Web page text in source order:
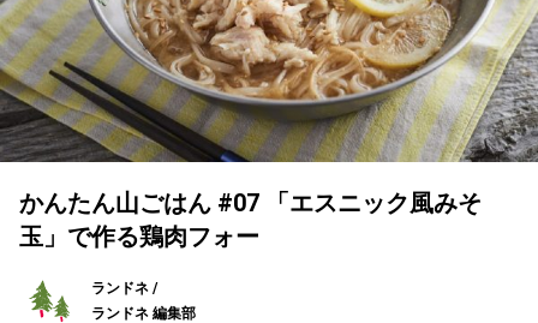
かんたん山ごはん #07 「エスニック風みそ
玉」で作る鶏肉フォー
ランドネ /
ランドネ 編集部